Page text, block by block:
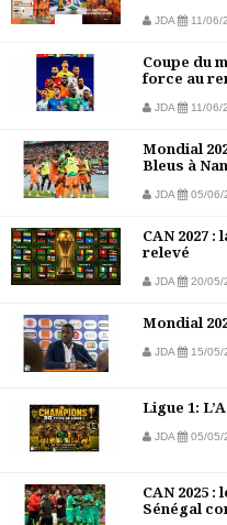
JDA 11/06/
Coupe du
force au
JDA 11/06/
Mondial
Bleus à
JDA 05/06/
CAN 2027
relevé
JDA 20/05/
Mondial
JDA 15/05/
Ligue 1:
JDA 05/05/
CAN 2025
Sénégal